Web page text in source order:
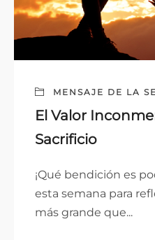
MENSAJE DE LA
El Valor
Sacrificio
¡Qué bendición es
esta semana para
más grande que...